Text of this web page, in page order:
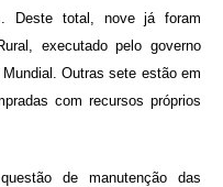
Deste total, nove já foram
executado pelo governo
Outras sete estão em
com recursos próprios
de manutenção das